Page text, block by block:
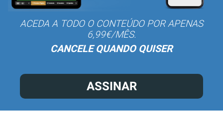
ACEDA A TODO O CONTEÚDO POR APENAS
6,99€/MÊS.
CANCELE QUANDO QUISER
ASSINAR